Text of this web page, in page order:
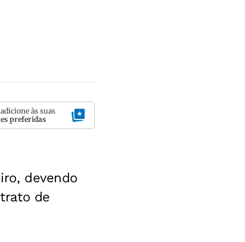
às suas
preferidas
devendo
de